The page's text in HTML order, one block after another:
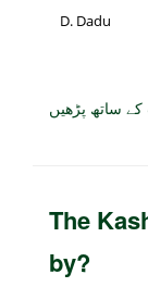
Dadu
ساتھ پڑھیں
The
by?